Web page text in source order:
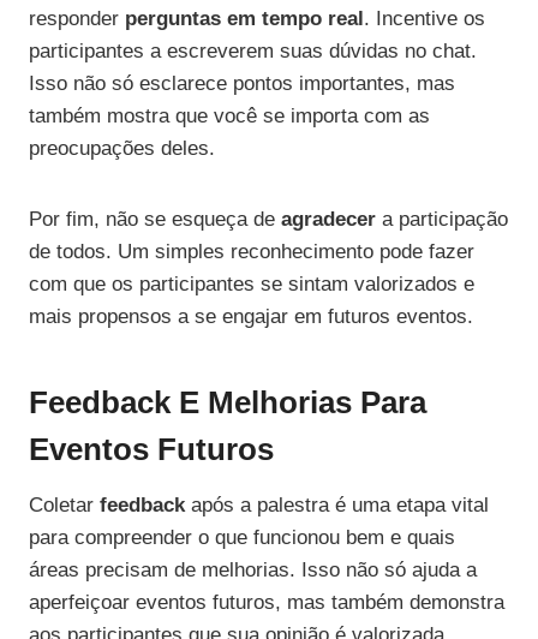
responder perguntas em tempo real . Incentive os
participantes a escreverem suas dúvidas no chat.
Isso não só esclarece pontos importantes, mas
também mostra que você se importa com as
preocupações deles.
Por fim, não se esqueça de agradecer a participação
de todos. Um simples reconhecimento pode fazer
com que os participantes se sintam valorizados e
mais propensos a se engajar em futuros eventos.
Feedback E Melhorias Para
Eventos Futuros
Coletar feedbackapós a palestra é uma etapa vital
para compreender o que funcionou bem e quais
áreas precisam de melhorias. Isso não só ajuda a
aperfeiçoar eventos futuros, mas também demonstra